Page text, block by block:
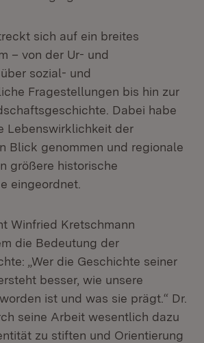
sich auf ein breites
– von der Ur- und
sozial- und
Fragestellungen bis hin zur
Dabei habe
Lebenswirklichkeit der
Blick genommen und regionale
größere historische
eingeordnet.
Winfried Kretschmann
die Bedeutung der
„Wer die Geschichte seiner
besser, wie unsere
ist und was sie prägt.“ Dr.
seine Arbeit wesentlich dazu
zu stiften und Orientierung